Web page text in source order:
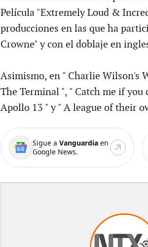
Película "Extremely Loud &
producciones en las que ha
Crowne" y con el doblaje en
Asimismo, en " Charlie Wilson's
The Terminal ", " Catch me if you
Apollo 13 " y " A league of their
Sigue a Vanguardiaen
Google News.